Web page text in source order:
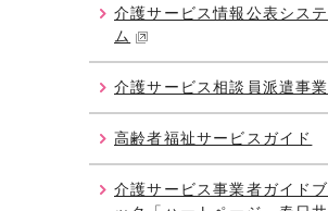
介護サービス情報公表システ
ム
介護サービス相談員派遣事業
高齢者福祉サービスガイド
介護サービス事業者ガイドブ